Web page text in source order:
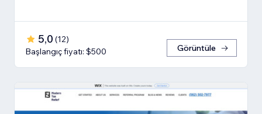
5,0 (12)
Başlangıç fiyatı: $500
Görüntüle